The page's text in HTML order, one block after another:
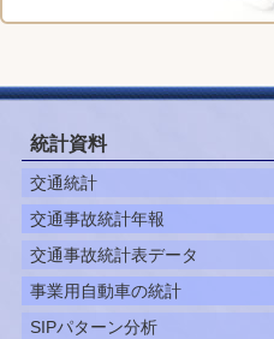
統計資料
交通統計
交通事故統計年報
交通事故統計表データ
事業用自動車の統計
SIPパターン分析